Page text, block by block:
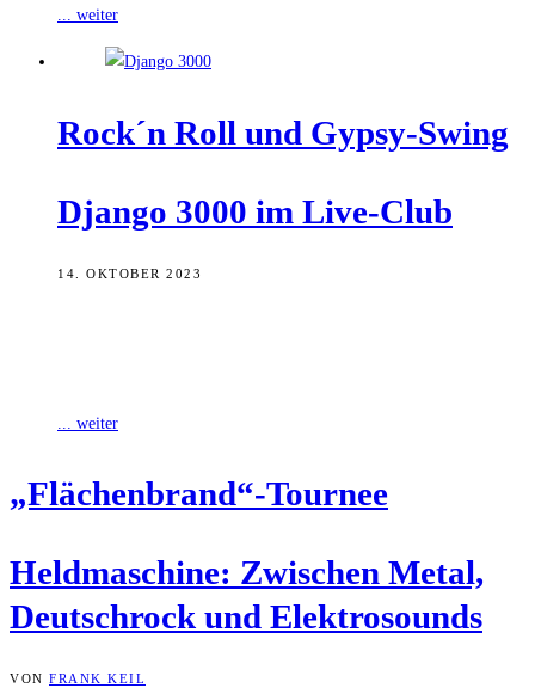
... weiter
Rock´n Roll und Gypsy-Swing
Djan­go 3000 im Live-Club
14. OKTOBER 2023
... weiter
„Flächenbrand“-Tournee
Held­ma­schi­ne: Zwi­schen Metal,
Deutsch­rock und Elektrosounds
VON FRANK KEIL